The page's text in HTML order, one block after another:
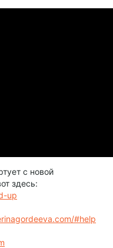
с новой
здесь:
up
#help